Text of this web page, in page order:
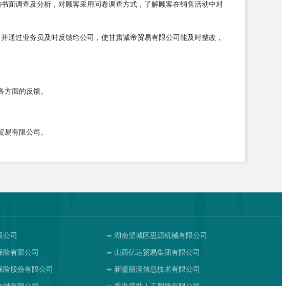
面调查及分析，对顾客采用问卷调查方式，了解顾客在销售活动中对
通过业务员及时反馈给公司，使甘肃诚帝贸易有限公司能及时整改，
面的反馈。
有限公司。
公司 湖南望城区思源机械有限公司
有限公司 山西亿达贸易集团有限公司
股份有限公司 新疆丽滢信息技术有限公司